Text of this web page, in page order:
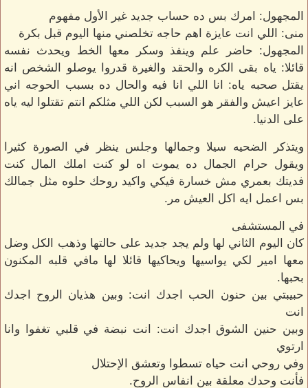
المجهول: امرك بس ده حساب جديد غير الأول مفهوم
منى: اللي انت عايزة اهم حاجه تخلصني منها اليوم قبل بكرة
المجهول: حاضر علم وينفذ وسكر معها الخط ويحدث نفسه
قائلا: ياه بقى الكره والحقد والغيرة قدروا يوصلو الشخص انه
يقتل صحبه ياه: انا اللي انا فيه والحال ده بسبب الحوجه اني
عايز اعيش والفقر هو السبب لكن اللي مثلكم انتم تقتلوا ليه ياه
على الدنيا.
ويتذكر الضحيه سيلا وجمالها وجلس ينظر في الصورة كثيرا
ويقول حرام الجمال ده يموت اه لو كنت املك المال كنت
فديتك بعمري مش خسارة فيكي واكيد روحك حلوه مثل جمالك
بس اعمل ايه اكل العيش مر.
في المستشفى
كان اليوم الثاني لها ولم يجد جديد على حالتها وذهب الكل وضل
معها امير لكي يواسيها ويحاكيها قائلا لها مافي قلبه المكنون
بحبها.
حبيبتي بين حنون الحب اجدك انت: وبين هذيان الروح اجدك
انت
وبين حنين الشوق اجدك انت: انت نبضة في قلبي تغفوا وانا
ارتوي
وفي روحي انت حياه تسطوا وتعشق الإحتلال
فأنت وحدك معلقة بين انفاس الروح.